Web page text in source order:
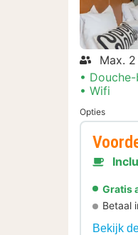
Max.
Wifi
Opties
Gratis
Betaal
Bekijk